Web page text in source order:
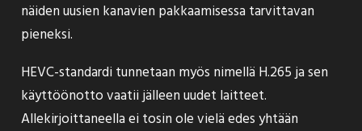
näiden uusien kanavien pakkaamisessa tarvittavan
pieneksi.
HEVC-standardi tunnetaan myös nimellä H.265 ja sen
käyttöönotto vaatii jälleen uudet laitteet.
Allekirjoittaneella ei tosin ole vielä edes yhtään